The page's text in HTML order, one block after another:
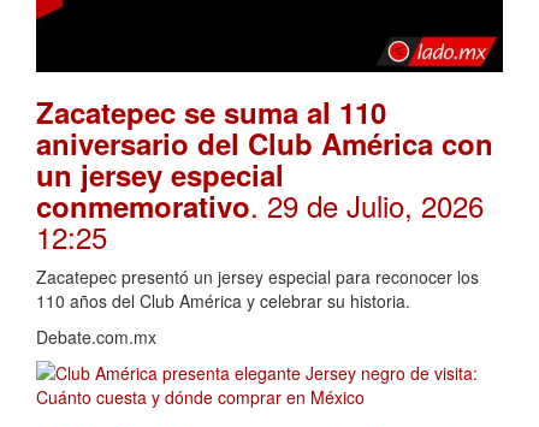
Zacatepec se suma al 110
aniversario del Club América con
un jersey especial
conmemorativo. 29 de Julio, 2026
12:25
Zacatepec presentó un jersey especial para reconocer los
110 años del Club América y celebrar su historia.
Debate.com.mx